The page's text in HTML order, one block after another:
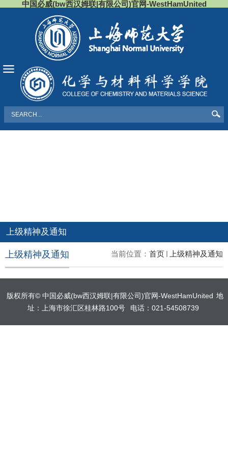
中国必威(bw西汉姆联|有限公司)官网-WestHamUnited
上级精神及通知
当前位置： 首页 上级精神及通知
上级精神及通知
版权所有©️ 中国必威(bw西汉姆联|有限公司)官网-WestHamUnited 地
址：上海市徐汇区桂林路100号
电话：021-54508739